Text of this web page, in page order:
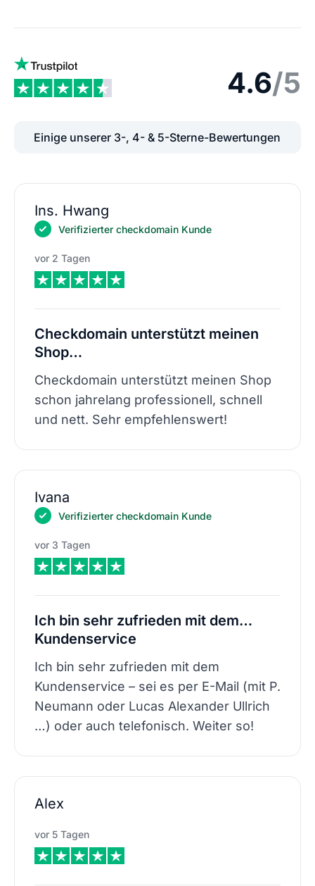
4.6/5
Einige unserer 3-, 4- & 5-Sterne-Bewertungen
Ins. Hwang
Verifizierter checkdomain Kunde
vor 2 Tagen
Checkdomain unterstützt meinen
Shop…
Checkdomain unterstützt meinen Shop
schon jahrelang professionell, schnell
und nett. Sehr empfehlenswert!
Ivana
Verifizierter checkdomain Kunde
vor 3 Tagen
Ich bin sehr zufrieden mit dem…
Kundenservice
Ich bin sehr zufrieden mit dem
Kundenservice – sei es per E-Mail (mit P.
Neumann oder Lucas Alexander Ullrich
…) oder auch telefonisch. Weiter so!
Alex
vor 5 Tagen